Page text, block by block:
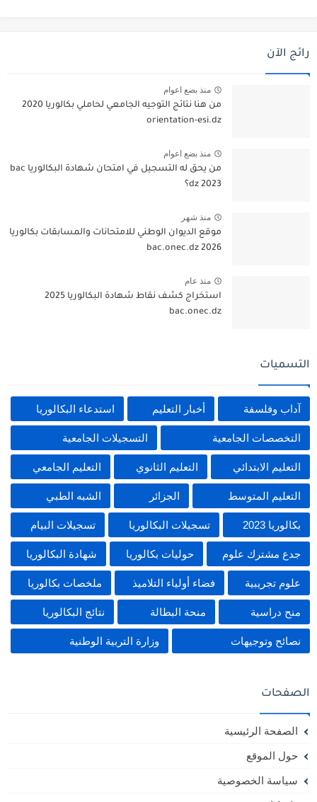
رائج الآن
منذ بضع اعوام
من هنا نتائج التوجيه الجامعي لحاملي بكالوريا 2020
orientation-esi.dz
منذ بضع اعوام
من يحق له التسجيل في امتحان شهادة البكالوريا bac
dz 2023؟
منذ شهر
موقع الديوان الوطني للامتحانات والمسابقات بكالوريا
2026 bac.onec.dz
منذ عام
استخراج كشف نقاط شهادة البكالوريا 2025
bac.onec.dz
التسميات
آداب وفلسفة أخبار التعليم استدعاء البكالوريا
التخصصات الجامعية التسجيلات الجامعية
التعليم الابتدائي التعليم الثانوي التعليم الجامعي
التعليم المتوسط الجزائر الشبه الطبي
بكالوريا 2023 تسجيلات البكالوريا تسجيلات البيام
جدع مشترك علوم حوليات بكالوريا شهادة البكالوريا
علوم تجريبية فضاء أولياء التلاميذ ملخصات بكالوريا
منح دراسية منحة البطالة نتائج البكالوريا
نصائح وتوجيهات وزارة التربية الوطنية
الصفحات
الصفحة الرئيسية
حول الموقع
سياسة الخصوصية